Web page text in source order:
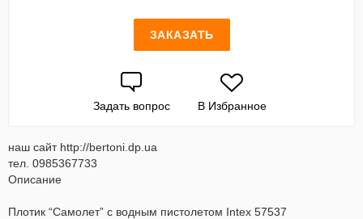
ЗАКАЗАТЬ
Задать вопрос В Избранное
наш сайт http://bertoni.dp.ua
тел. 0985367733
Описание
Плотик “Самолет” с водным пистолетом Intex 57537